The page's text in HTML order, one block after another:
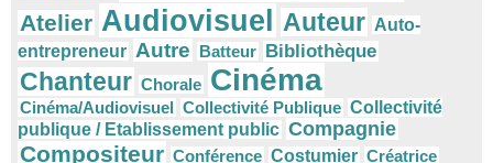
Atelier Audiovisuel Auteur Auto-
entrepreneur Autre Batteur Bibliothèque
Chanteur Chorale Cinéma
Cinéma/Audiovisuel Collectivité Publique Collectivité
publique / Etablissement public Compagnie
Compositeur Conférence Costumier Créatrice